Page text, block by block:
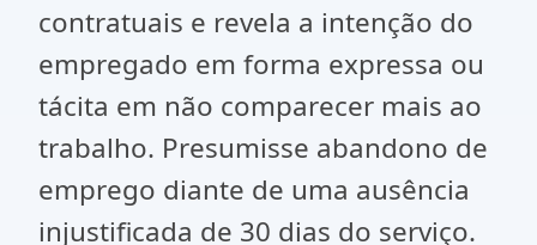
contratuais e revela a intenção do
empregado em forma expressa ou
tácita em não comparecer mais ao
trabalho. Presumisse abandono de
emprego diante de uma ausência
injustificada de 30 dias do serviço.